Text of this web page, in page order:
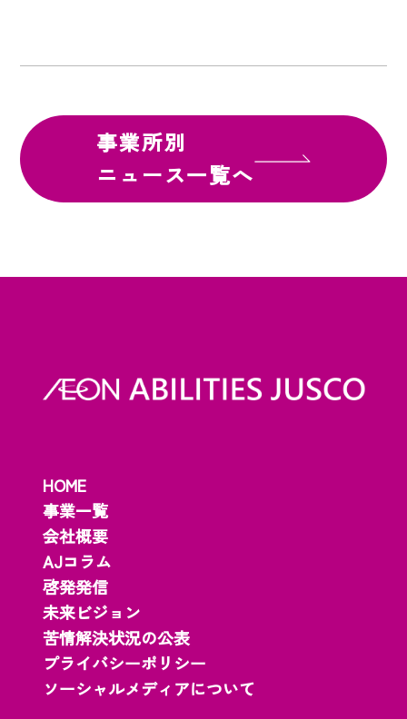
事業所別
ニュース一覧へ
HOME
事業一覧
会社概要
AJコラム
啓発発信
未来ビジョン
苦情解決状況の公表
プライバシーポリシー
ソーシャルメディアについて